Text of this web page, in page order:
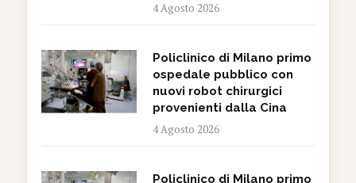
4 Agosto 2026
Policlinico di Milano primo
ospedale pubblico con
nuovi robot chirurgici
provenienti dalla Cina
4 Agosto 2026
Policlinico di Milano primo